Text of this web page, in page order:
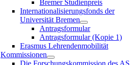
Bremer Studienpreis
Internationalisierungsfonds der
Universität Bremen
Antragsformular
Antragsformular (Kopie 1)
Erasmus Lehrendenmobilität
Kommissionen
Die Forschungskommission des AS